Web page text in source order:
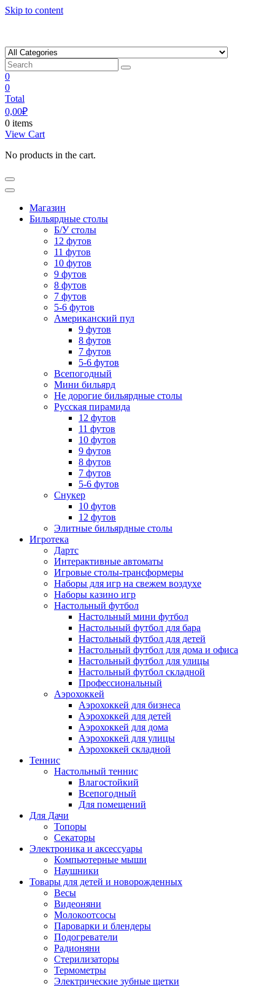
Skip to content
0
0
Total
0,00₽
0 items
View Cart
No products in the cart.
Магазин
Бильярдные столы
Б/У столы
12 футов
11 футов
10 футов
9 футов
8 футов
7 футов
5-6 футов
Американский пул
9 футов
8 футов
7 футов
5-6 футов
Всепогодный
Мини бильярд
Не дорогие бильярдные столы
Русская пирамида
12 футов
11 футов
10 футов
9 футов
8 футов
7 футов
5-6 футов
Снукер
10 футов
12 футов
Элитные бильярдные столы
Игротека
Дартс
Интерактивные автоматы
Игровые столы-трансформеры
Наборы для игр на свежем воздухе
Наборы казино игр
Настольный футбол
Настольный мини футбол
Настольный футбол для бара
Настольный футбол для детей
Настольный футбол для дома и офиса
Настольный футбол для улицы
Настольный футбол складной
Профессиональный
Аэрохоккей
Аэрохоккей для бизнеса
Аэрохоккей для детей
Аэрохоккей для дома
Аэрохоккей для улицы
Аэрохоккей складной
Теннис
Настольный теннис
Влагостойкий
Всепогодный
Для помещений
Для Дачи
Топоры
Секаторы
Электроника и аксессуары
Компьютерные мыши
Наушники
Товары для детей и новорожденных
Весы
Видеоняни
Молокоотсосы
Пароварки и блендеры
Подогреватели
Радионяни
Стерилизаторы
Термометры
Электрические зубные щетки